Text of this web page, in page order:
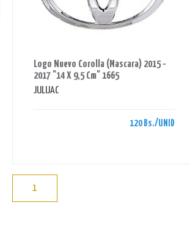
Logo Nuevo Corolla (Mascara) 2015 -
2017 "14 X 9,5 Cm" 1665
JULIJAC
120 Bs./UNID
1